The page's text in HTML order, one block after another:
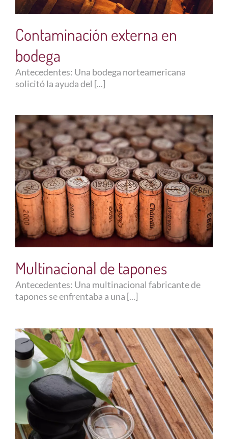
Contacto
Contaminación externa en
bodega
Antecedentes: Una bodega norteamericana
solicitó la ayuda del [...]
Multinacional de tapones
Antecedentes: Una multinacional fabricante de
tapones se enfrentaba a una [...]